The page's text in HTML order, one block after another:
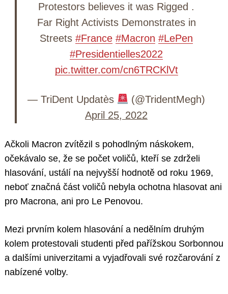
Protestors believes it was Rigged .
Far Right Activists Demonstrates in
Streets #France #Macron #LePen
#Presidentielles2022
pic.twitter.com/cn6TRCKlVt
— TriDent Updatès
(@TridentMegh)
April 25, 2022
Ačkoli Macron zvítězil s pohodlným náskokem,
očekávalo se, že se počet voličů, kteří se zdrželi
hlasování, ustálí na nejvyšší hodnotě od roku 1969,
neboť značná část voličů nebyla ochotna hlasovat ani
pro Macrona, ani pro Le Penovou.
Mezi prvním kolem hlasování a nedělním druhým
kolem protestovali studenti před pařížskou Sorbonnou
a dalšími univerzitami a vyjadřovali své rozčarování z
nabízené volby.